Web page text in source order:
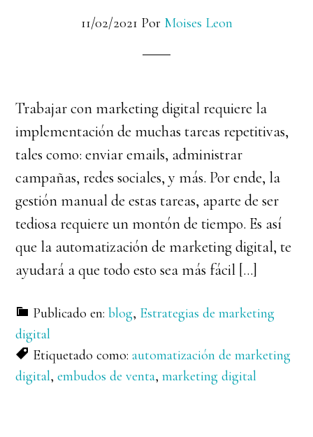
11/02/2021 Por Moises Leon
Trabajar con marketing digital requiere la
implementación de muchas tareas repetitivas,
tales como: enviar emails, administrar
campañas, redes sociales, y más. Por ende, la
gestión manual de estas tareas, aparte de ser
tediosa requiere un montón de tiempo. Es así
que la automatización de marketing digital, te
ayudará a que todo esto sea más fácil […]
Publicado en:blog, Estrategias de marketing
digital
Etiquetado como:automatización de marketing
digital,embudos de venta,marketing digital